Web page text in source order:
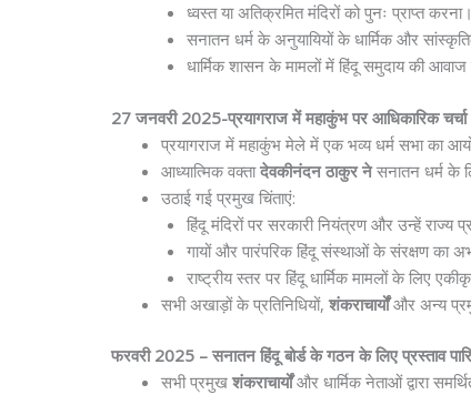
ध्वस्त या अतिक्रमित मंदिरों को पुनः प्राप्त करना।
सनातन धर्म के अनुयायियों के धार्मिक और
धार्मिक शासन के मामलों में हिंदू समुदाय की
27 जनवरी 2025-प्रयागराज में महाकुंभ पर आधिकारिक चर्चा
प्रयागराज में महाकुंभ मेले में एक भव्य धर्म सभा का
आध्यात्मिक वक्तादेवकीनंदन ठाकुर नेसनातन धर्म के
उठाई गई प्रमुख चिंताएं:
हिंदू मंदिरों पर सरकारी नियंत्रण और उन्हें
गायों और पारंपरिक हिंदू संस्थाओं के संरक्षण का
राष्ट्रीय स्तर पर हिंदू धार्मिक मामलों के लिए
सभी अखाड़ों के प्रतिनिधियों,शंकराचार्योंऔर अन्य
फरवरी 2025 – सनातन हिंदू बोर्ड के गठन के लिए प्रस्ताव
सभी प्रमुखशंकराचार्योंऔर धार्मिक नेताओं द्वारा